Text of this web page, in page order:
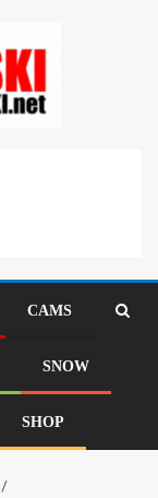
CAMS
SNOW
SHOP